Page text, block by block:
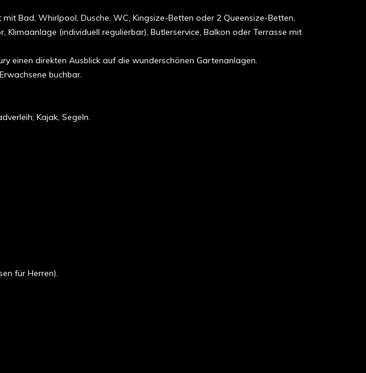
Bad, Whirlpool, Dusche, WC, Kingsize-Betten oder 2 Queensize-Betten,
(individuell regulierbar), Butlerservice, Balkon oder Terrasse mit
einen direkten Ausblick auf die wunderschönen Gartenanlagen.
buchbar.
Kajak, Segeln.
für Herren).